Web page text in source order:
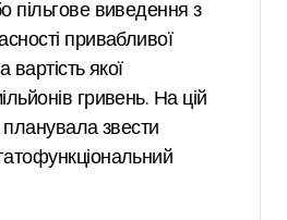
пільгове виведення з
привабливої
вартість якої
гривень. На цій
планувала звести